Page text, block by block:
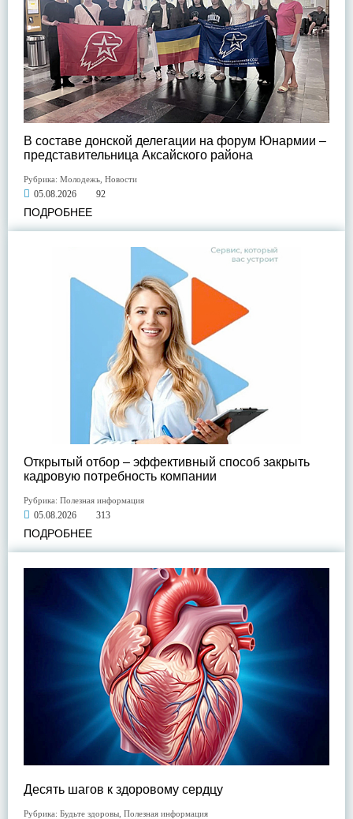
В составе донской делегации на форум Юнармии –
представительница Аксайского района
Рубрика: Молодежь Новости
05.08.2026 92
ПОДРОБНЕЕ
Открытый отбор – эффективный способ закрыть
кадровую потребность компании
Рубрика: Полезная информация
05.08.2026 313
ПОДРОБНЕЕ
Десять шагов к здоровому сердцу
Рубрика: Будьте здоровы Полезная информация